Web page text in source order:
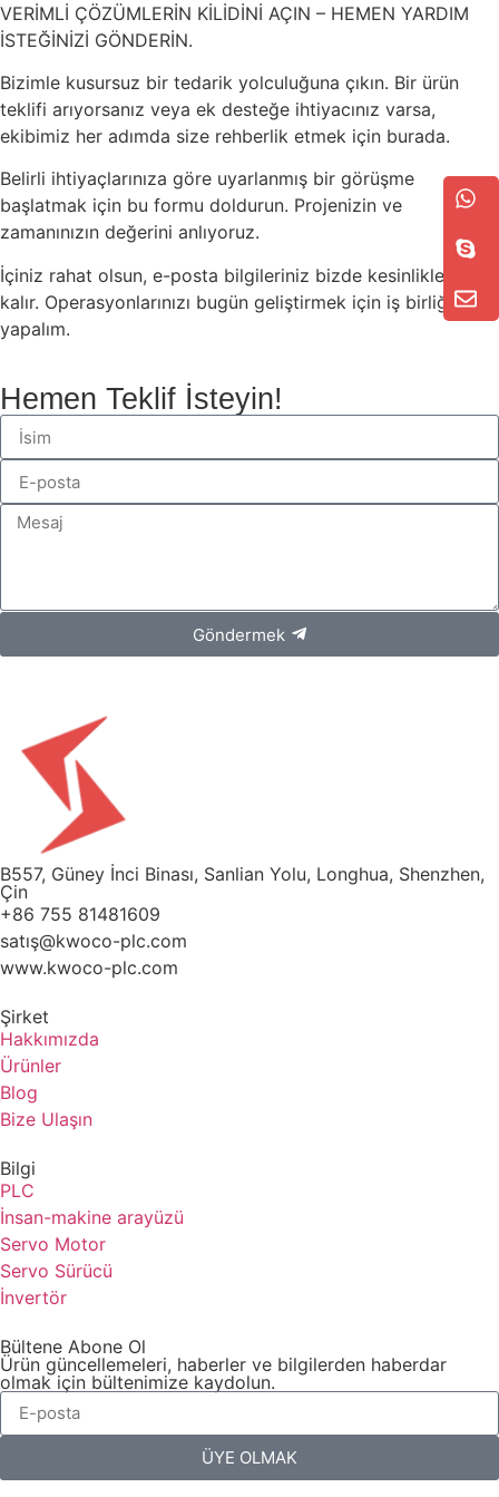
VERİMLİ ÇÖZÜMLERİN KİLİDİNİ AÇIN – HEMEN YARDIM
İSTEĞİNİZİ GÖNDERİN.
Bizimle kusursuz bir tedarik yolculuğuna çıkın. Bir ürün
teklifi arıyorsanız veya ek desteğe ihtiyacınız varsa,
ekibimiz her adımda size rehberlik etmek için burada.
Belirli ihtiyaçlarınıza göre uyarlanmış bir görüşme
başlatmak için bu formu doldurun. Projenizin ve
zamanınızın değerini anlıyoruz.
İçiniz rahat olsun, e-posta bilgileriniz bizde kesinlikle gizli
kalır. Operasyonlarınızı bugün geliştirmek için iş birliği
yapalım.
Hemen Teklif İsteyin!
Göndermek
B557, Güney İnci Binası, Sanlian Yolu, Longhua, Shenzhen,
Çin
+86 755 81481609
satış@kwoco-plc.com
www.kwoco-plc.com
Şirket
Hakkımızda
Ürünler
Blog
Bize Ulaşın
Bilgi
PLC
İnsan-makine arayüzü
Servo Motor
Servo Sürücü
İnvertör
Bültene Abone Ol
Ürün güncellemeleri, haberler ve bilgilerden haberdar
olmak için bültenimize kaydolun.
ÜYE OLMAK